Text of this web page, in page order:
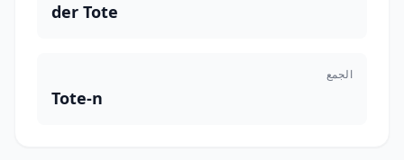
der Tote
الجمع
Tote-n